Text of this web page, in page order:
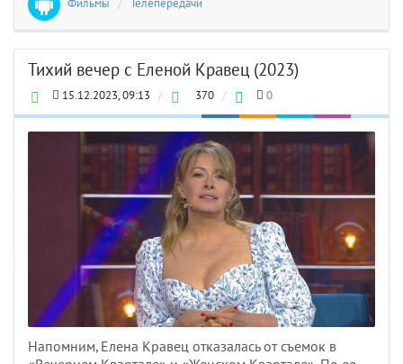
Фильмы / Телепередачи
Тихий вечер с Еленой Кравец (2023)
15.12.2023, 09:13 / 370 / 0
Напомним, Елена Кравец отказалась от съемок в